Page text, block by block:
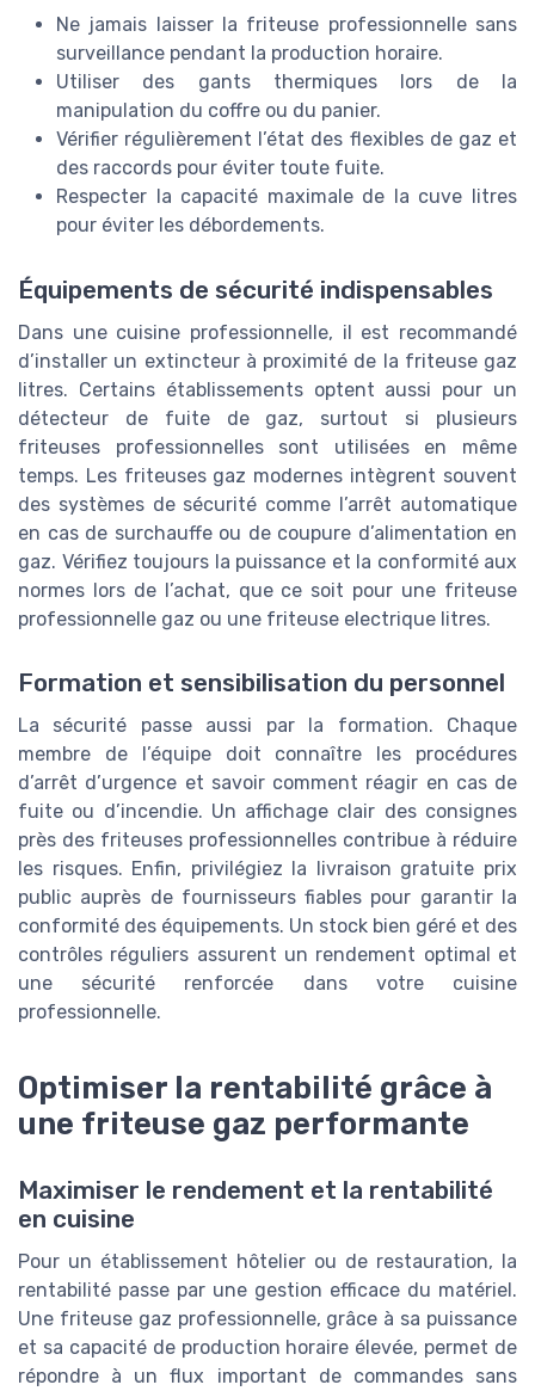
Ne jamais laisser la friteuse professionnelle sans
surveillance pendant la production horaire.
Utiliser des gants thermiques lors de la
manipulation du coffre ou du panier.
Vérifier régulièrement l’état des flexibles de gaz et
des raccords pour éviter toute fuite.
Respecter la capacité maximale de la cuve litres
pour éviter les débordements.
Équipements de sécurité indispensables
Dans une cuisine professionnelle, il est recommandé
d’installer un extincteur à proximité de la friteuse gaz
litres. Certains établissements optent aussi pour un
détecteur de fuite de gaz, surtout si plusieurs
friteuses professionnelles sont utilisées en même
temps. Les friteuses gaz modernes intègrent souvent
des systèmes de sécurité comme l’arrêt automatique
en cas de surchauffe ou de coupure d’alimentation en
gaz. Vérifiez toujours la puissance et la conformité aux
normes lors de l’achat, que ce soit pour une friteuse
professionnelle gaz ou une friteuse electrique litres.
Formation et sensibilisation du personnel
La sécurité passe aussi par la formation. Chaque
membre de l’équipe doit connaître les procédures
d’arrêt d’urgence et savoir comment réagir en cas de
fuite ou d’incendie. Un affichage clair des consignes
près des friteuses professionnelles contribue à réduire
les risques. Enfin, privilégiez la livraison gratuite prix
public auprès de fournisseurs fiables pour garantir la
conformité des équipements. Un stock bien géré et des
contrôles réguliers assurent un rendement optimal et
une sécurité renforcée dans votre cuisine
professionnelle.
Optimiser la rentabilité grâce à
une friteuse gaz performante
Maximiser le rendement et la rentabilité
en cuisine
Pour un établissement hôtelier ou de restauration, la
rentabilité passe par une gestion efficace du matériel.
Une friteuse gaz professionnelle, grâce à sa puissance
et sa capacité de production horaire élevée, permet de
répondre à un flux important de commandes sans